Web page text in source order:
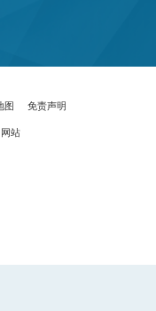
图 免责声明
站